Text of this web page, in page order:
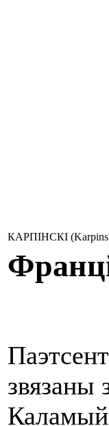
КАРПІНСКІ
звязаны